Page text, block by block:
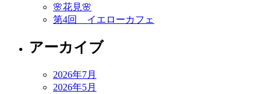
🌸花見🌸
第4回 イエローカフェ
アーカイブ
2026年7月
2026年5月